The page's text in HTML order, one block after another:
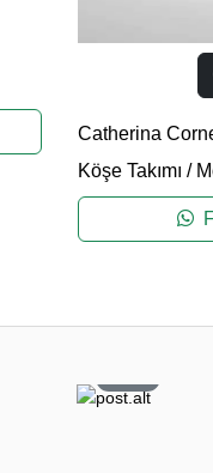
Catherina
Köşe Takımı /